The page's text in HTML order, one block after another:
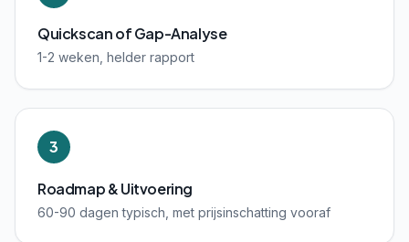
Quickscan of Gap-Analyse
1-2 weken, helder rapport
3
Roadmap & Uitvoering
60-90 dagen typisch, met prijsinschatting vooraf